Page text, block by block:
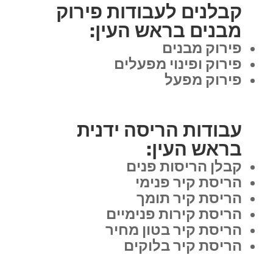
קבלנים לעבודות פירוק
מבנים בראש העין:
פירוק מבנים
פירוק ופינוי מפעלים
פירוק מפעל
עבודות הריסה ידנית
בראש העין:
קבלן הריסות פנים
הריסת קיר פנימי
הריסת קיר תומך
הריסת קירות פנימיים
הריסת קיר בטון מחיר
הריסת קיר בלוקים